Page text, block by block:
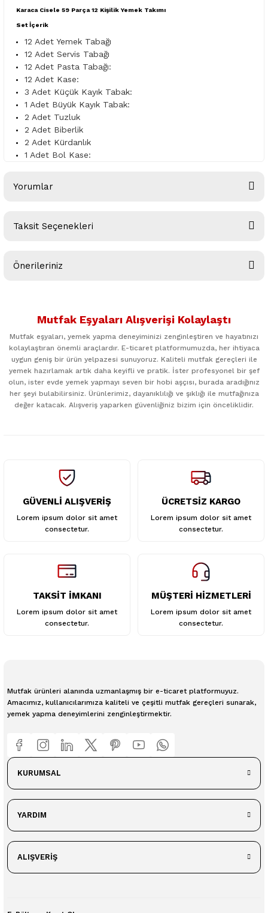
Karaca Cisele 59 Parça 12 Kişilik Yemek Takımı
Set İçerik
12 Adet Yemek Tabağı
12 Adet Servis Tabağı
12 Adet Pasta Tabağı:
12 Adet Kase:
3 Adet Küçük Kayık Tabak:
1 Adet Büyük Kayık Tabak:
2 Adet Tuzluk
2 Adet Biberlik
2 Adet Kürdanlık
1 Adet Bol Kase:
Yorumlar
Taksit Seçenekleri
Önerileriniz
kullanarak tarafımıza iletebilirsiniz.
Ürün resmi kalitesiz, bozuk veya görüntülenemiyor.
Ürün bilgilerinde hatalar bulunuyor.
Ürün fiyatı diğer sitelerden daha pahalı.
Mutfak Eşyaları Alışverişi Kolaylaştı
Mutfak eşyaları, yemek yapma deneyiminizi zenginleştiren ve hayatınızı
kolaylaştıran önemli araçlardır. E-ticaret platformumuzda, her ihtiyaca
uygun geniş bir ürün yelpazesi sunuyoruz. Kaliteli mutfak gereçleri ile
yemek hazırlamak artık daha keyifli ve pratik. İster profesyonel bir şef
olun, ister evde yemek yapmayı seven bir hobi aşçısı, burada aradığınız
her şeyi bulabilirsiniz. Ürünlerimiz, dayanıklılığı ve şıklığı ile mutfağınıza
değer katacak. Alışveriş yaparken güvenliğiniz bizim için önceliklidir.
GÜVENLİ ALIŞVERİŞ
Lorem ipsum dolor sit amet
consectetur.
ÜCRETSİZ KARGO
Lorem ipsum dolor sit amet
consectetur.
TAKSİT İMKANI
Lorem ipsum dolor sit amet
consectetur.
MÜŞTERİ HİZMETLERİ
Lorem ipsum dolor sit amet
consectetur.
Mutfak ürünleri alanında uzmanlaşmış bir e-ticaret platformuyuz.
Amacımız, kullanıcılarımıza kaliteli ve çeşitli mutfak gereçleri sunarak,
yemek yapma deneyimlerini zenginleştirmektir.
KURUMSAL
YARDIM
ALIŞVERİŞ